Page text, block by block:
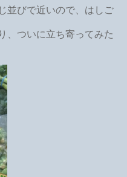
並びで近いので、はしご
、ついに立ち寄ってみた